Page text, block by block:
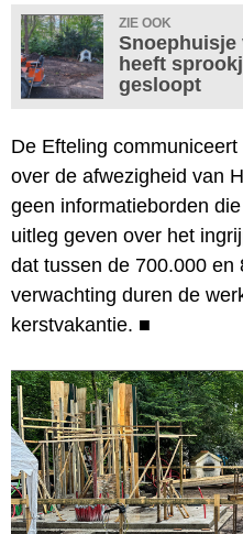
ZIE OOK
Snoephuisje
heeft
gesloopt
De Efteling
over de afwezigheid van
geen informatieborden
uitleg geven over het
dat tussen de 700.000 en
verwachting duren de
kerstvakantie. ■